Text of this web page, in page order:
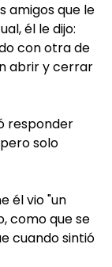
amigos que le
él le dijo:
con otra de
abrir y cerrar
responder
solo
él vio "un
como que se
cuando sintió